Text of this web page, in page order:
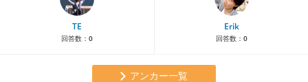
TE
回答数： 0
Erik
回答数： 0
アンカー一覧